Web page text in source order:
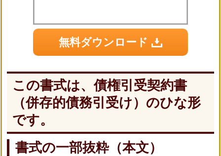
無料ダウンロード
この書式は、債権引受契約書
（併存的債務引受け）のひな形
です。
書式の一部抜粋（本文）